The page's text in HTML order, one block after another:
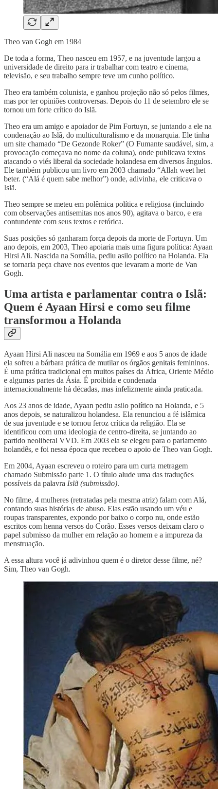
Theo van Gogh em 1984
De toda a forma, Theo nasceu em 1957, e na juventude largou a
universidade de direito para ir trabalhar com teatro e cinema,
televisão, e seu trabalho sempre teve um cunho político.
Theo era também colunista, e ganhou projeção não só pelos filmes,
mas por ter opiniões controversas. Depois do 11 de setembro ele se
tornou um forte crítico do Islã.
Theo era um amigo e apoiador de Pim Fortuyn, se juntando a ele na
condenação ao Islã, do multiculturalismo e da monarquia. Ele tinha
um site chamado “De Gezonde Roker” (O Fumante saudável, sim, a
provocação começava no nome da coluna), onde publicava textos
atacando o viés liberal da sociedade holandesa em diversos ângulos.
Ele também publicou um livro em 2003 chamado “Allah weet het
beter. (“Alá é quem sabe melhor”) onde, adivinha, ele criticava o
Islã.
Theo sempre se meteu em polêmica política e religiosa (incluindo
com observações antisemitas nos anos 90), agitava o barco, e era
contundente com seus textos e retórica.
Suas posições só ganharam força depois da morte de Fortuyn. Um
ano depois, em 2003, Theo apoiaria mais uma figura política: Ayaan
Hirsi Ali. Nascida na Somália, pediu asilo político na Holanda. Ela
se tornaria peça chave nos eventos que levaram a morte de Van
Gogh.
Uma artista e parlamentar contra o Islã:
Quem é Ayaan Hirsi e como seu filme
transformou a Holanda
Ayaan Hirsi Ali nasceu na Somália em 1969 e aos 5 anos de idade
ela sofreu a bárbara prática de mutilar os órgãos genitais femininos.
É uma prática tradicional em muitos países da África, Oriente Médio
e algumas partes da Ásia. É proibida e condenada
internacionalmente há décadas, mas infelizmente ainda praticada.
Aos 23 anos de idade, Ayaan pediu asilo político na Holanda, e 5
anos depois, se naturalizou holandesa. Ela renunciou a fé islâmica
de sua juventude e se tornou feroz crítica da religião. Ela se
identificou com uma ideologia de centro-direita, se juntando ao
partido neoliberal VVD. Em 2003 ela se elegeu para o parlamento
holandês, e foi nessa época que recebeu o apoio de Theo van Gogh.
Em 2004, Ayaan escreveu o roteiro para um curta metragem
chamado Submissão parte 1. O título alude uma das traduções
possíveis da palavra Islã (submissão).
No filme, 4 mulheres (retratadas pela mesma atriz) falam com Alá,
contando suas histórias de abuso. Elas estão usando um véu e
roupas transparentes, expondo por baixo o corpo nu, onde estão
escritos com henna versos do Corão. Esses versos deixam claro o
papel submisso da mulher em relação ao homem e a impureza da
menstruação.
A essa altura você já adivinhou quem é o diretor desse filme, né?
Sim, Theo van Gogh.